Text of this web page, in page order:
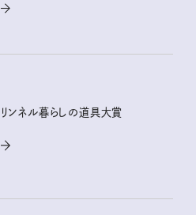
リンネル暮らしの道具大賞